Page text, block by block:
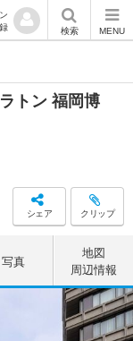
検索 MENU
トン 福岡博
シェア クリップ
写真
地図
周辺情報